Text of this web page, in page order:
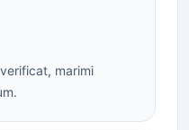
marimi